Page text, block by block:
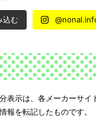
込む
表示は、各メーカーサイ
報を転記したものです。